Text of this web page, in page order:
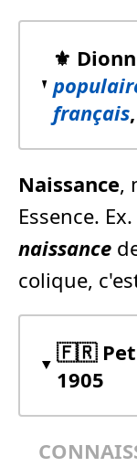
⚜️
français
Naissance,
Essence.
naissance
colique,
🇫🇷
1905